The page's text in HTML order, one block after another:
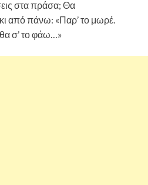
στα πράσα; Θα
από πάνω: «Παρ’ το μωρέ.
σ’ το φάω…»